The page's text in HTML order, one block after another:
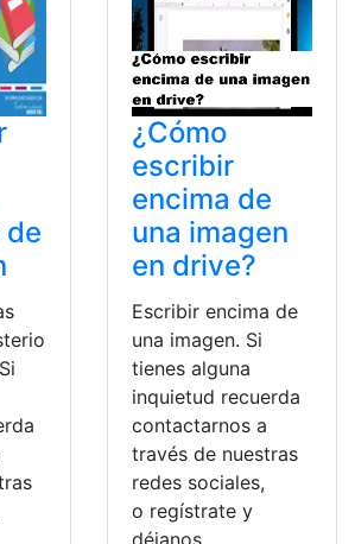
de
¿Cómo
escribir
encima de
una imagen
en drive?
Escribir encima de
una imagen. Si
tienes alguna
inquietud recuerda
contactarnos a
través de nuestras
redes sociales,
o regístrate y
déjanos